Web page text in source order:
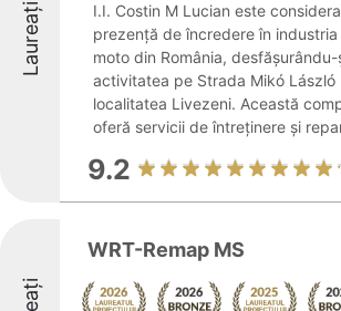
Laureați
I.I. Costin M Lucian este
prezență de încredere în
moto din România, desfășurându-
activitatea pe Strada Mikó László
localitatea Livezeni. Această
oferă servicii de întreținere și
9.2
WRT-Remap MS